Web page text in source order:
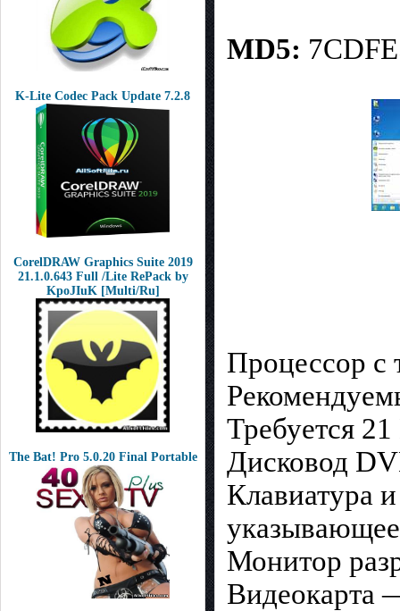
K-Lite Codec Pack Update 7.2.8
CorelDRAW Graphics Suite 2019
21.1.0.643 Full /Lite RePack by
KpoJIuK [Multi/Ru]
The Bat! Pro 5.0.20 Final Portable
MD5:
Процессор с
Требуется
Дисковод
Клавиатура
Монитор
Видеокарта